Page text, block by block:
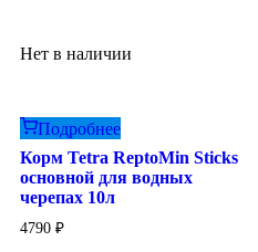
Нет в наличии
Подробнее
Корм Tetra ReptoMin Sticks
основной для водных
черепах 10л
4790 ₽